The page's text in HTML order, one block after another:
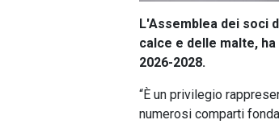
L'Assemblea dei soci
calce e delle malte,
2026-2028.
“È un privilegio
numerosi comparti